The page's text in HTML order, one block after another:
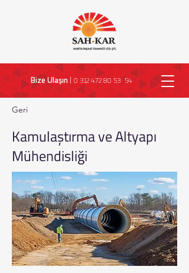
Bize Ulaşın 0 312 472 80 53 54
Geri
Kamulaştırma ve Altyapı
Mühendisliği